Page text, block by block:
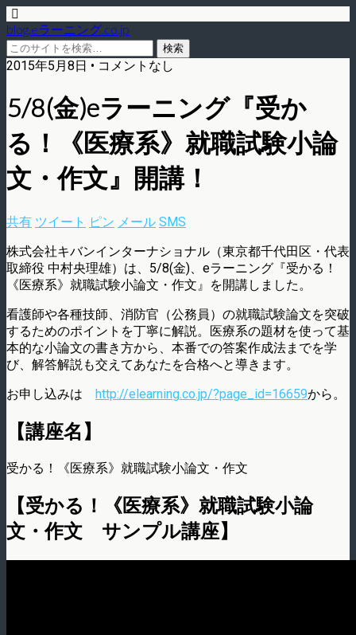
blog.eラーニング.co.jp
2015年5月8日 • コメントなし
5/8(金)eラーニング『受か
る！《医療系》就職試験小論
文・作文』開講！
共有 ツイート ピン メール SMS
株式会社キバンインターナショナル（東京都千代田区・代表
取締役 中村央理雄）は、5/8(金)、eラーニング『受かる！
《医療系》就職試験小論文・作文』を開講しました。
看護師や各種技師、消防官（公務員）の就職試験論文を突破
するためのポイントを丁寧に解説。医療系の題材を使って基
本的な小論文の書き方から、本番での答案作成法までを学
び、解答解説も交えてあなたを合格へと導きます。
お申し込みは http://elearning.co.jp/?page_id=16659から。
【講座名】
受かる！《医療系》就職試験小論文・作文
【受かる！《医療系》就職試験小論
文・作文 サンプル講座】